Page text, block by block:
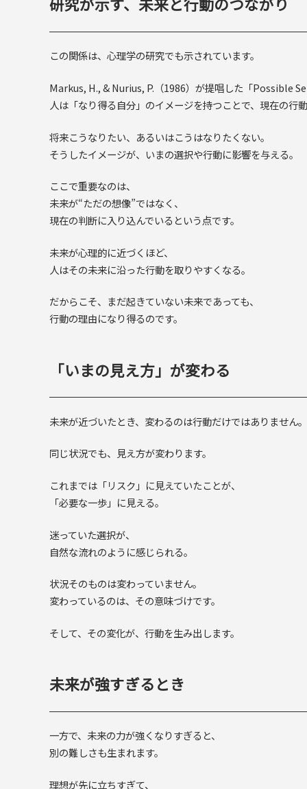
この関係は、心理学の研究でも示されています。
Markus, H., & Nurius, P.（1986）が提唱した「Possible
人は「なり得る自分」のイメージを持つことで、現在の行
将来こうなりたい、あるいはこうはなりたくない。
そうしたイメージが、いまの選択や行動に影響を与える。
ここで重要なのは、
未来が“ただの想像”ではなく、
現在の判断に入り込んでいるという点です。
未来が心理的に近づくほど、
人はその未来に沿った行動を取りやすくなる。
だからこそ、まだ起きていない未来であっても、
行動の理由になり得るのです。
「いまの見え方」が変わる
未来が近づいたとき、変わるのは行動だけではありません。
同じ状況でも、見え方が変わります。
これまでは「リスク」に見えていたことが、
「必要な一歩」に見える。
迷っていた選択が、
自然な流れのように感じられる。
状況そのものは変わっていません。
変わっているのは、その意味づけです。
そして、その変化が、行動を生み出します。
未来が強すぎるとき
一方で、未来の力が強くなりすぎると、
別の難しさも生まれます。
理想が先に立ちすぎて、